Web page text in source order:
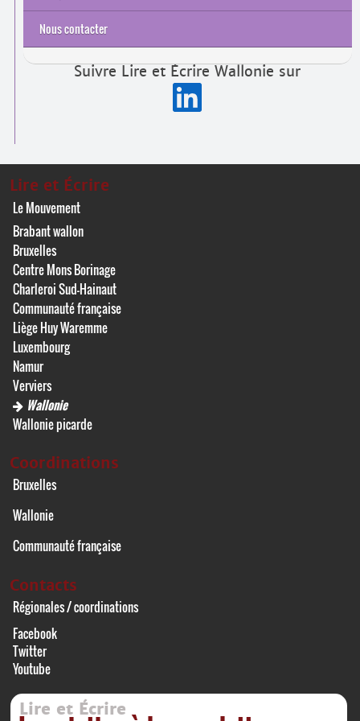
Recherches et études
Rapports d’activité
Nous contacter
Suivre Lire et Écrire Wallonie sur
Lire et Écrire
Le Mouvement
Brabant wallon
Bruxelles
Centre Mons Borinage
Charleroi Sud-Hainaut
Communauté française
Liège Huy Waremme
Luxembourg
Namur
Verviers
Wallonie
Wallonie picarde
Coordinations
Bruxelles
Wallonie
Communauté française
Contacts
Régionales / coordinations
Facebook
Twitter
Youtube
Lire et Écrire